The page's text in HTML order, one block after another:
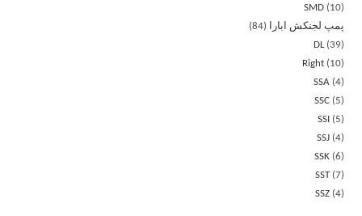
SMD
10
پمپ لجنکش ابارا
84
DL 39
Right
10
SSA 4
SSC
5
SSI
5
SSJ 4
SSK 6
SST 7
SSZ 4